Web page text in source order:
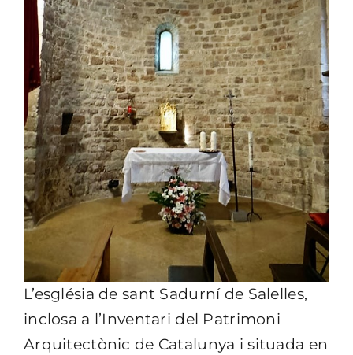
L’església de sant Sadurní de Salelles,
inclosa a l’Inventari del Patrimoni
Arquitectònic de Catalunya i situada en